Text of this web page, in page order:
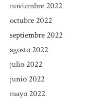
noviembre 2022
octubre 2022
septiembre 2022
agosto 2022
julio 2022
junio 2022
mayo 2022